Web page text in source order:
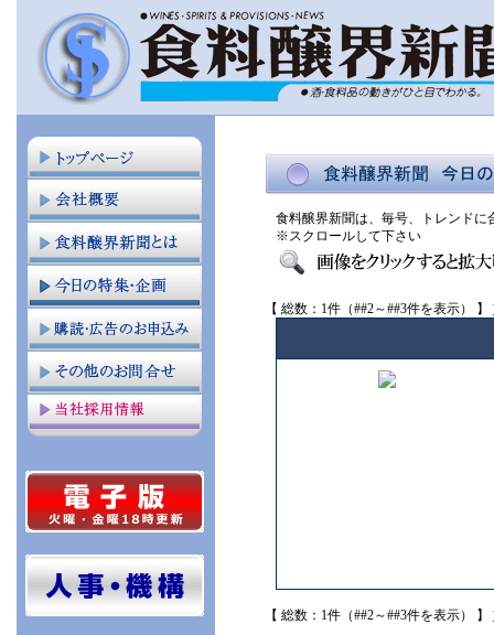
食料醸界新聞は、毎号、トレンド
※スクロールして下さい
【 総数：1件（##2～##3件を表示） 】
【 総数：1件（##2～##3件を表示） 】